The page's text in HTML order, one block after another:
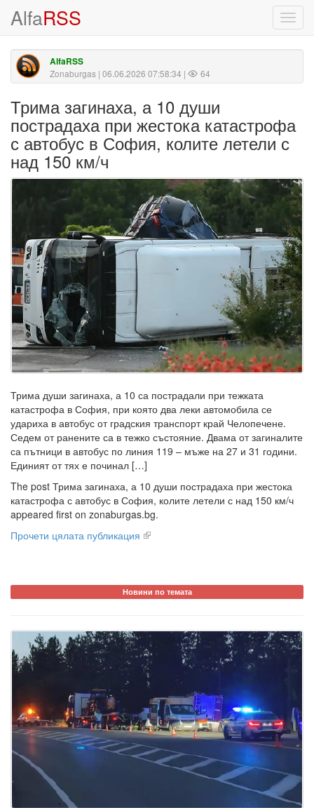
AlfaRSS
AlfaRSS
Zonaburgas | 06.06.2026 07:58:34 | 64
Трима загинаха, а 10 души
пострадаха при жестока катастрофа
с автобус в София, колите летели с
над 150 км/ч
Трима души загинаха, а 10 са пострадали при тежката
катастрофа в София, при която два леки автомобила се
удариха в автобус от градския транспорт край Челопечене.
Седем от ранените са в тежко състояние. Двама от загиналите
са пътници в автобус по линия 119 – мъже на 27 и 31 години.
Единият от тях е починал […]
The post Трима загинаха, а 10 души пострадаха при жестока
катастрофа с автобус в София, колите летели с над 150 км/ч
appeared first on zonaburgas.bg.
Прочети цялата публикация
Новини по темата